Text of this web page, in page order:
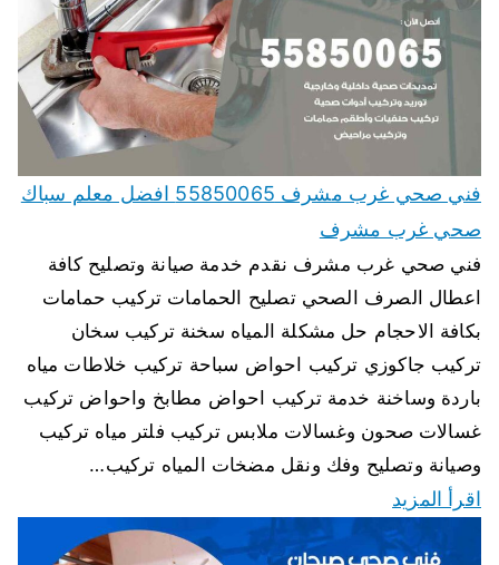
فني صحي غرب مشرف 55850065 افضل معلم سباك
صحي غرب مشرف
فني صحي غرب مشرف نقدم خدمة صيانة وتصليح كافة
اعطال الصرف الصحي تصليح الحمامات تركيب حمامات
بكافة الاحجام حل مشكلة المياه سخنة تركيب سخان
تركيب جاكوزي تركيب احواض سباحة تركيب خلاطات مياه
باردة وساخنة خدمة تركيب احواض مطابخ واحواض تركيب
غسالات صحون وغسالات ملابس تركيب فلتر مياه تركيب
وصيانة وتصليح وفك ونقل مضخات المياه تركيب…
اقرأ المزيد